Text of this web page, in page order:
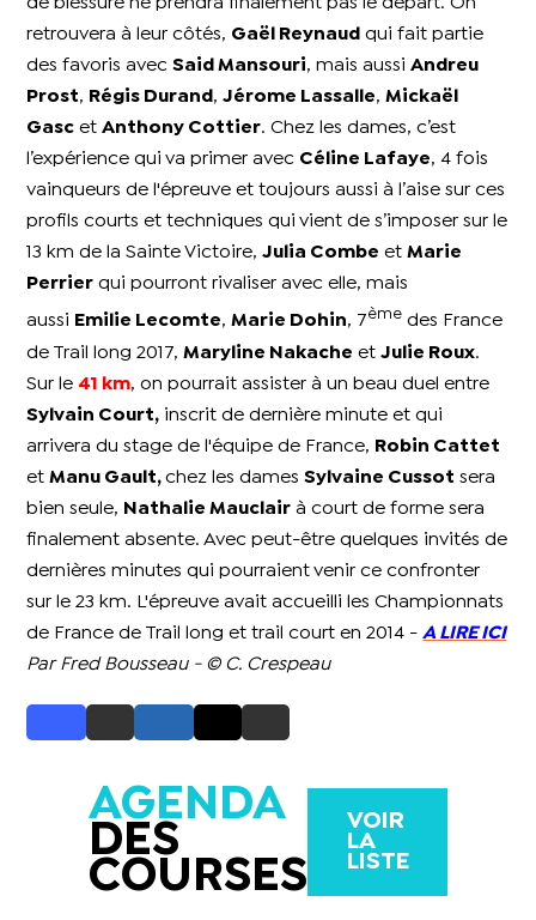
de blessure ne prendra finalement pas le départ. On
retrouvera à leur côtés, Gaël Reynaud qui fait partie
des favoris avecSaid Mansouri, mais aussiAndreu
Prost, Régis Durand ,Jérome Lassalle,Mickaël
Gasc etAnthony Cottier. Chez les dames, c’est
l’expérience qui va primer avec Céline Lafaye, 4 fois
vainqueurs de l'épreuve et toujours aussi à l’aise sur ces
profils courts et techniques qui vient de s’imposer sur le
13 km de la Sainte Victoire,Julia Combe etMarie
Perrier qui pourront rivaliser avec elle, mais
aussi Emilie Lecomte,Marie Dohin, 7ème des France
de Trail long 2017, Maryline Nakache etJulie Roux
Sur le 41 km , on pourrait assister à un beau duel entre
Sylvain Court, inscrit de dernière minute et qui
arrivera du stage de l'équipe de France,
Robin Cattet
et Manu Gault,chez les damesSylvaine Cussot sera
bien seule,
Nathalie Mauclair à court de forme sera
finalement absente. Avec peut-être quelques invités de
dernières minutes qui pourraient venir ce confronter
sur le 23 km. L'épreuve avait accueilli les Championnats
de France de Trail long et trail court en 2014 - A LIRE ICI
Par Fred Bousseau - © C. Crespeau
AGENDA
DES
COURSES
VOIR
LA
LISTE